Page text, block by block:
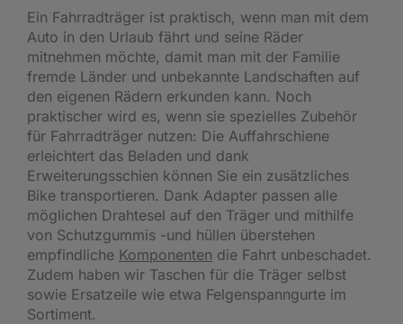
Ein Fahrradträger ist praktisch, wenn man mit dem
Auto in den Urlaub fährt und seine Räder
mitnehmen möchte, damit man mit der Familie
fremde Länder und unbekannte Landschaften auf
den eigenen Rädern erkunden kann. Noch
praktischer wird es, wenn sie spezielles Zubehör
für Fahrradträger nutzen: Die Auffahrschiene
erleichtert das Beladen und dank
Erweiterungsschien können Sie ein zusätzliches
Bike transportieren. Dank Adapter passen alle
möglichen Drahtesel auf den Träger und mithilfe
von Schutzgummis -und hüllen überstehen
empfindliche Komponenten die Fahrt unbeschadet.
Zudem haben wir Taschen für die Träger selbst
sowie Ersatzeile wie etwa Felgenspanngurte im
Sortiment.